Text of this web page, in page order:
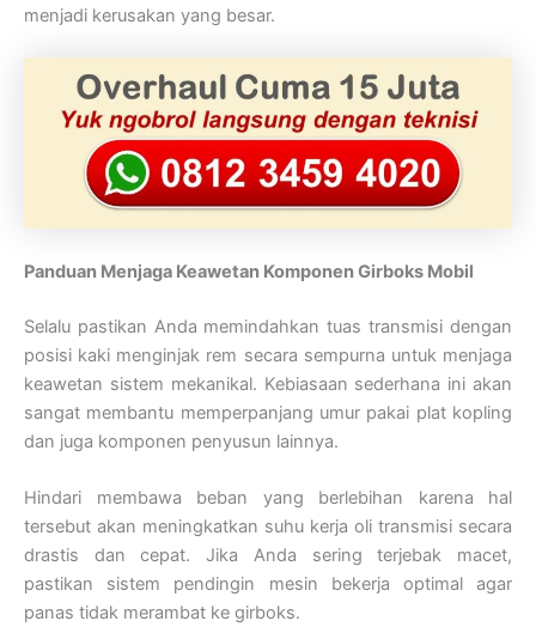
menjadi kerusakan yang besar.
Panduan Menjaga Keawetan Komponen Girboks Mobil
Selalu pastikan Anda memindahkan tuas transmisi dengan
posisi kaki menginjak rem secara sempurna untuk menjaga
keawetan sistem mekanikal. Kebiasaan sederhana ini akan
sangat membantu memperpanjang umur pakai plat kopling
dan juga komponen penyusun lainnya.
Hindari membawa beban yang berlebihan karena hal
tersebut akan meningkatkan suhu kerja oli transmisi secara
drastis dan cepat. Jika Anda sering terjebak macet,
pastikan sistem pendingin mesin bekerja optimal agar
panas tidak merambat ke girboks.